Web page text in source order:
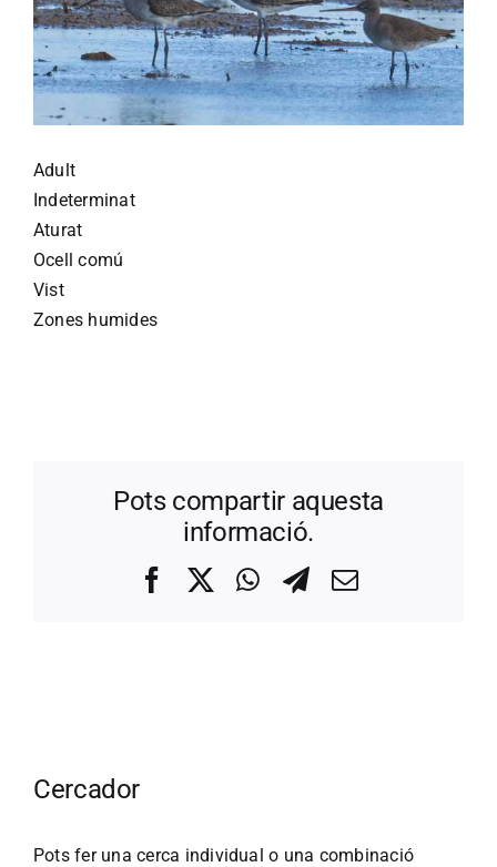
Adult
Indeterminat
Aturat
Ocell comú
Vist
Zones humides
Pots compartir aquesta
informació.
FacebookWhatsApp
Telegram
Correo
Cercador
Pots fer una cerca individual o una combinació